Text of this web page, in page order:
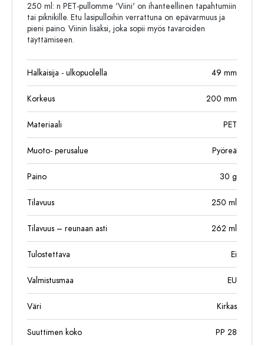
250 ml: n PET-pullomme 'Viini' on ihanteellinen tapahtumiin
tai piknikille. Etu lasipulloihin verrattuna on epävarmuus ja
pieni paino. Viinin lisäksi, joka sopii myös tavaroiden
täyttämiseen.
Halkaisija - ulkopuolella 49 mm
Korkeus 200 mm
Materiaali PET
Muoto- perusalue Pyöreä
Paino 30 g
Tilavuus 250 ml
Tilavuus – reunaan asti 262 ml
Tulostettava Ei
Valmistusmaa EU
Väri Kirkas
Suuttimen koko PP 28